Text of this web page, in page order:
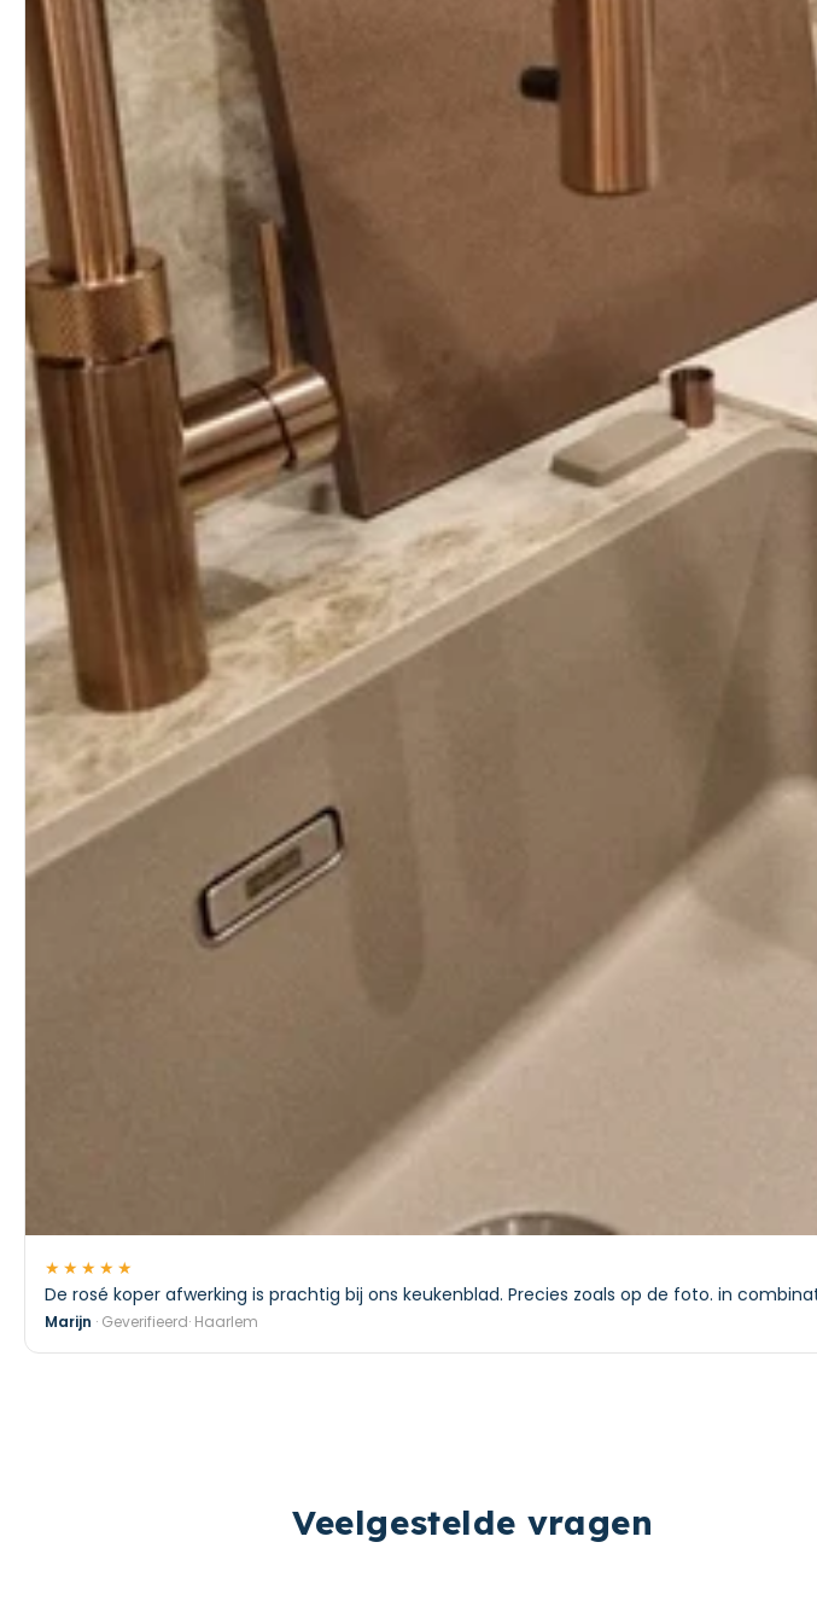
★★★★★
De rosé koper afwerking is prachtig bij ons keukenblad. Precies zoals op de foto. in
Marijn · Geverifieerd· Haarlem
Veelgestelde vragen